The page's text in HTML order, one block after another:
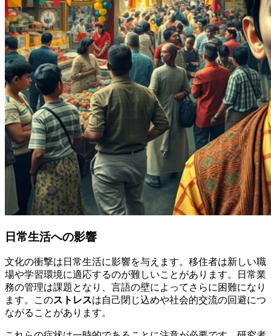
日常生活への影響
文化の衝撃は日常生活に影響を与えます。移住者は新しい職
場や学習環境に適応するのが難しいことがあります。日常業
務の管理は課題となり、言語の壁によってさらに困難になり
ます。このストレスは自己閉じ込めや社会的交流の回避につ
ながることがあります。